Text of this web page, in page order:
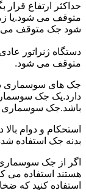
حداکثر ارتفاع قرار
متوقف می شود.یا
شود جک متوقف می
دستگاه ژنراتور
متوقف می شود.
جک های سوسماری
باشد.جک سوسماری
استحکام و دوام
بدنه جک استفاده
اگر از جک
هستند استفاده می
استفاده کنید که